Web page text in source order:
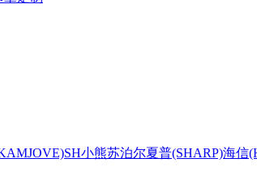
SH小熊苏泊尔夏普(SHARP)海信